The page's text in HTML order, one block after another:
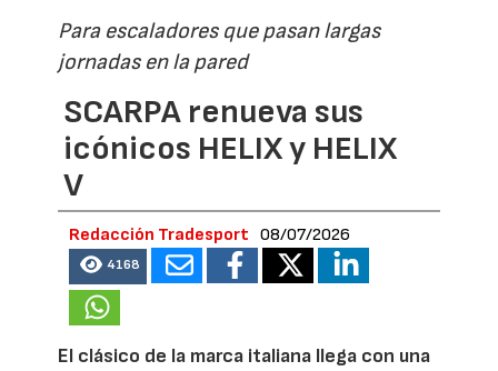
Para escaladores que pasan largas
jornadas en la pared
SCARPA renueva sus
icónicos HELIX y HELIX
V
Redacción Tradesport 08/07/2026
4168
El clásico de la marca italiana llega con una